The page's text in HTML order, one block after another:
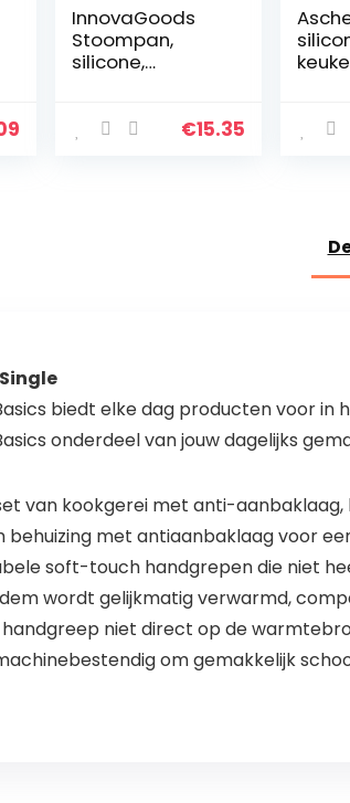
InnovaGoods
Stoompan,
silicone,
20 cm
€15.35
Single
biedt elke dag producten voor in
onderdeel van jouw dagelijks
van kookgerei met anti-
behuizing met antiaanbaklaag voor
soft-touch handgrepen die niet
wordt gelijkmatig verwarmd,
niet direct op de
om gemakkelijk